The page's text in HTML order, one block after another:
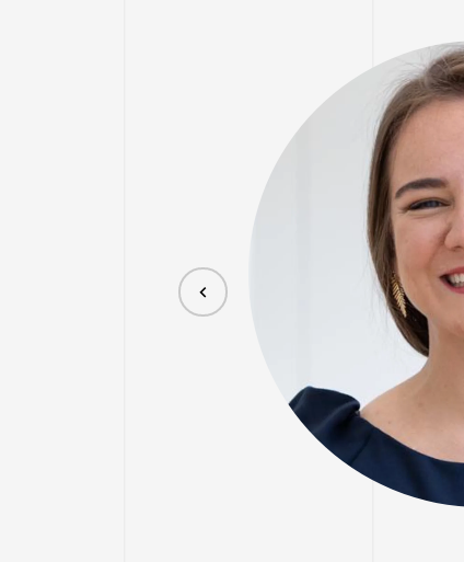
Previous
finde ich,